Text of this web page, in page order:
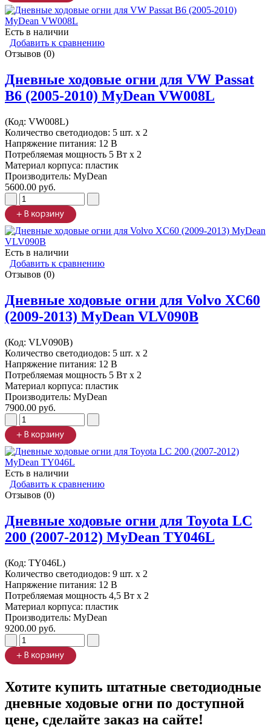
Есть в наличии
Добавить к сравнению
Отзывов (0)
Дневные ходовые огни для VW Passat
B6 (2005-2010) MyDean VW008L
(Код: VW008L)
Количество светодиодов: 5 шт. x 2
Напряжение питания: 12 В
Потребляемая мощность 5 Вт х 2
Материал корпуса: пластик
Производитель: MyDean
5600.00 руб.
Есть в наличии
Добавить к сравнению
Отзывов (0)
Дневные ходовые огни для Volvo XC60
(2009-2013) MyDean VLV090B
(Код: VLV090B)
Количество светодиодов: 5 шт. x 2
Напряжение питания: 12 В
Потребляемая мощность 5 Вт х 2
Материал корпуса: пластик
Производитель: MyDean
7900.00 руб.
Есть в наличии
Добавить к сравнению
Отзывов (0)
Дневные ходовые огни для Toyota LC
200 (2007-2012) MyDean TY046L
(Код: TY046L)
Количество светодиодов: 9 шт. x 2
Напряжение питания: 12 В
Потребляемая мощность 4,5 Вт х 2
Материал корпуса: пластик
Производитель: MyDean
9200.00 руб.
Хотите купить штатные светодиодные
дневные ходовые огни по доступной
цене, сделайте заказ на сайте!